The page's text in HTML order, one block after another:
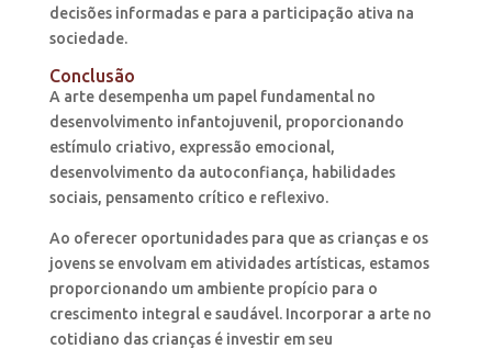
decisões informadas e para a participação ativa na
sociedade.
Conclusão
A arte desempenha um papel fundamental no
desenvolvimento infantojuvenil, proporcionando
estímulo criativo, expressão emocional,
desenvolvimento da autoconfiança, habilidades
sociais, pensamento crítico e reflexivo.
Ao oferecer oportunidades para que as crianças e os
jovens se envolvam em atividades artísticas, estamos
proporcionando um ambiente propício para o
crescimento integral e saudável. Incorporar a arte no
cotidiano das crianças é investir em seu